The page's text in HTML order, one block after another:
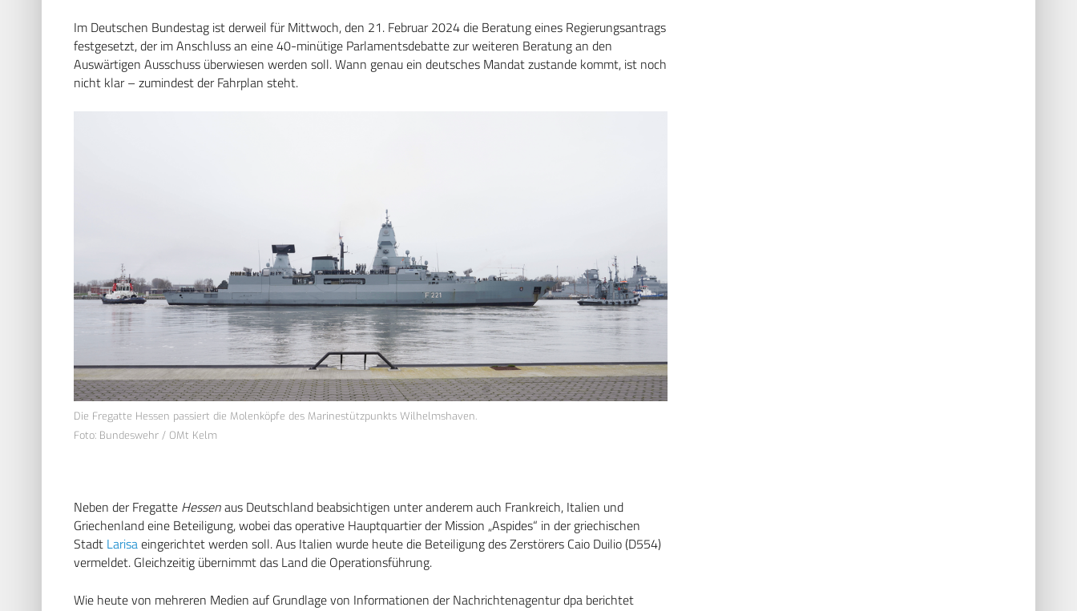
Im Deutschen Bundestag ist derweil für Mittwoch, den 21. Februar 2024 die Beratung eines Regierungsantrags
festgesetzt, der im Anschluss an eine 40-minütige Parlamentsdebatte zur weiteren Beratung an den
Auswärtigen Ausschuss überwiesen werden soll. Wann genau ein deutsches Mandat zustande kommt, ist noch
nicht klar – zumindest der Fahrplan steht.
Die Fregatte Hessen passiert die Molenköpfe des Marinestützpunkts Wilhelmshaven.
Foto: Bundeswehr / OMt Kelm
Neben der Fregatte Hessenaus Deutschland beabsichtigen unter anderem auch Frankreich, Italien und
Griechenland eine Beteiligung, wobei das operative Hauptquartier der Mission „Aspides“ in der griechischen
Stadt Larisaeingerichtet werden soll. Aus Italien wurde heute die Beteiligung des Zerstörers Caio Duilio (D554)
vermeldet. Gleichzeitig übernimmt das Land die Operationsführung.
Wie heute von mehreren Medien auf Grundlage von Informationen der Nachrichtenagentur dpa berichtet